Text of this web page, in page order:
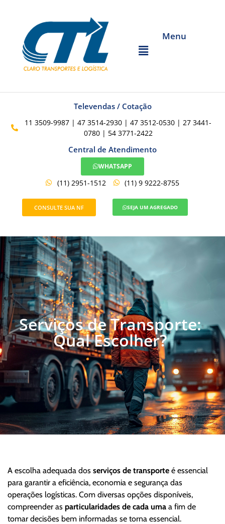
Menu
Televendas / Cotação
11 3509-9987 | 47 3514-2930 | 47 3512-0530 | 27 3441-
0780 | 54 3771-2422
Central de Atendimento
WHATSAPP
(11) 2951-1512 (11) 9 9222-8755
CONSULTE SUA NF SEJA UM AGREGADO
Serviços de Transporte:
Qual Escolher?
A escolha adequada dos serviços de transporte é essencial
para garantir a eficiência, economia e segurança das
operações logísticas. Com diversas opções disponíveis,
compreender as particularidades de cada uma a fim de
tomar decisões bem informadas se torna essencial.